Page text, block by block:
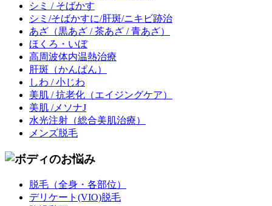
シミ / そばかす
シミ/そばかすに/肝斑/ニキビ跡治
あざ （黒あざ / 茶あざ / 青あざ）
ほくろ・いぼ
高周波体内温熱治療
肝斑 （かんぱん）
しわ / 小じわ
美肌 / 抗老化 （エイジングケア）
美肌 /メソナJ
水光注射 （総合美肌治療）
メンズ脱毛
脱毛 （全身・各部位）
デリケート(VIO)脱毛